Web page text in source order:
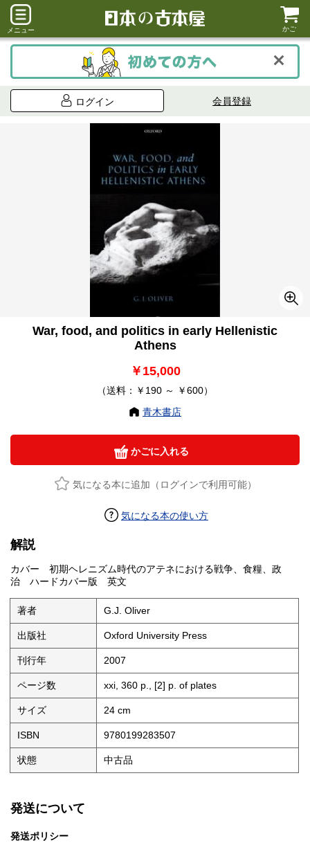
メニュー かご
ログイン 会員登録
War, food, and politics in early Hellenistic
Athens
￥15,000
（送料：￥190 ～ ￥600）
青木書店
かごに入れる
気になる本に追加（ログインで利用可能）
気になる本の使い方
解説
カバー 初期ヘレニズム時代のアテネにおける戦争、食糧、政
治 ハードカバー版 英文
著者 G.J. Oliver
出版社 Oxford University Press
刊行年 2007
ページ数 xxi, 360 p., [2] p. of plates
サイズ 24 cm
ISBN 9780199283507
状態 中古品
発送について
発送ポリシー